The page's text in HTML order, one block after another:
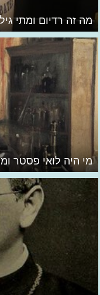
מה זה רדיום ומתי
מי היה לואי פסטר